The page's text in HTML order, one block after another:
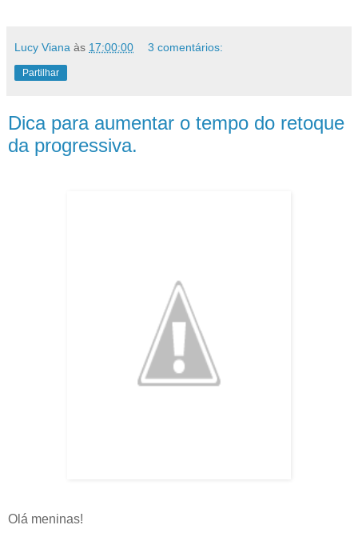
Lucy Viana às 17:00:00 3 comentários:
Partilhar
Dica para aumentar o tempo do retoque
da progressiva.
Olá meninas!